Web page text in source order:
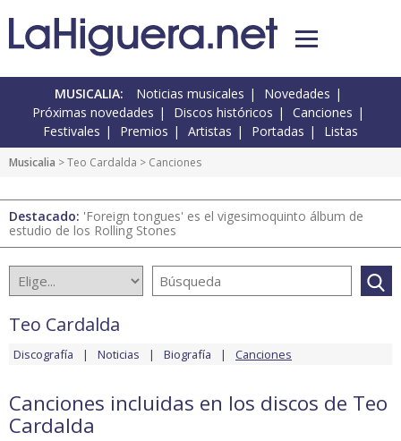
MUSICALIA: Noticias musicales
Novedades
Próximas novedades
Discos históricos
Canciones
Festivales
Premios Artistas Portadas Listas
Musicalia >Teo Cardalda > Canciones
Destacado: 'Foreign tongues' es el vigesimoquinto álbum de
estudio de los Rolling Stones
Teo Cardalda
Discografía Noticias Biografía Canciones
Canciones incluidas en los discos de Teo
Cardalda